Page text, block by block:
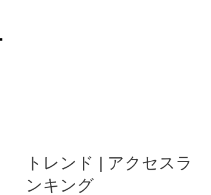
トレンド | アクセスラ
ンキング